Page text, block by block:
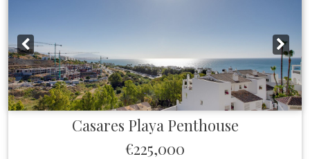
Casares Playa Penthouse
€225,000